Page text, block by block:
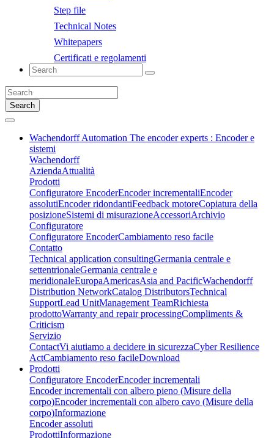
Step file
Technical Notes
Whitepapers
Certificati e regolamenti
Search
Wachendorff Automation The encoder experts : Encoder e
sistemi
Wachendorff
AziendaAttualità
Prodotti
Configuratore EncoderEncoder incrementaliEncoder
assolutiEncoder ridondantiFeedback motoreCopiatura della
posizioneSistemi di misurazioneAccessoriArchivio
Configuratore
Configuratore EncoderCambiamento reso facile
Contatto
Technical application consultingGermania centrale e
settentrionaleGermania centrale e
meridionaleEuropaAmericasAsia and PacificWachendorff
Distribution NetworkCatalog DistributorsTechnical
SupportLead UnitManagement TeamRichiesta
prodottoWarranty and repair processingCompliments &
Criticism
Servizio
ContactVi aiutiamo a decidere in sicurezzaCyber Resilience
ActCambiamento reso facileDownload
Prodotti
Configuratore EncoderEncoder incrementali
Encoder incrementali con albero pieno (Misure della
corpo)Encoder incrementali con albero cavo (Misure della
corpo)Informazione
Encoder assoluti
ProdottiInformazione